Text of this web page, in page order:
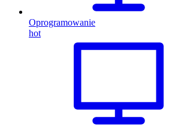
Oprogramowanie
hot